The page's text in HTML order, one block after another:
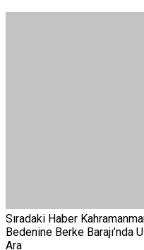
Sıradaki Haber
Bedenine Berke Barajı’nda
Ara